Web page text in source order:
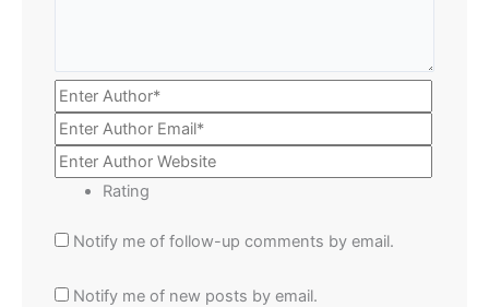
Rating
Notify me of follow-up comments by email.
Notify me of new posts by email.